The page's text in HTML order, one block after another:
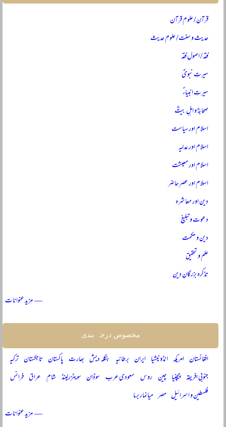
قرآن / علومِ قرآن
حدیث و سنت / علومِ حدیث
فقہ / اصولِ فقہ
سیرتِ نبویؐ
سیرتِ انبیاءؑ
صحابہؓ و اہلِ بیتؓ
اسلام اور سیاست
اسلام اور عدلیہ
اسلام اور معیشت
اسلام اور عصرِ حاضر
دین اور معاشرہ
دعوت و تبلیغ
دین و حکمت
علم و تحقیق
تذکرہ بزرگانِ دین
— مزید عنوانات
مخصوص درجہ بندی
افغانستان امریکہ انڈونیشیا ایران برطانیہ بنگلہ دیش بھارت پاکستان تاجکستان ترکیہ
جنوبی افریقہ چیچنیا چین روس سعودی عرب سوڈان سویٹزرلینڈ شام عراق فرانس
فلسطین و اسرائیل مصر میانمار برما
— مزید عنوانات